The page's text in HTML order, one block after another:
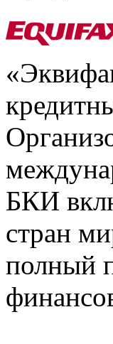
БКИ
стран
полный